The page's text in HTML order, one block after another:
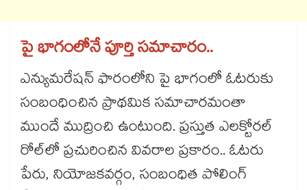
పై భాగంలోనే పూర్తి సమాచారం..
ఎన్యుమరేషన్ ఫారంలోని పై భాగంలో ఓటరుకు
సంబంధించిన ప్రాథమిక సమాచారమంతా
ముందే ముద్రించి ఉంటుంది. ప్రస్తుత ఎలక్టోరల్
రోల్‌లో ప్రచురించిన వివరాల ప్రకారం.. ఓటరు
పేరు, నియోజకవర్గం, సంబంధిత పోలింగ్